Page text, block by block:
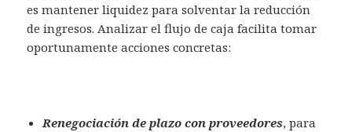
es mantener liquidez para solventar la reducción
de ingresos. Analizar el flujo de caja facilita tomar
oportunamente acciones concretas:
Renegociación de plazo con proveedores, para